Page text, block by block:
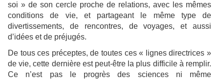
soi » de son cercle proche de relations, avec les mêmes
conditions de vie, et partageant le même type de
divertissements, de rencontres, de voyages, et aussi
d’idées et de préjugés.
De tous ces préceptes, de toutes ces « lignes directrices »
de vie, cette dernière est peut-être la plus difficile à remplir.
Ce n’est pas le progrès des sciences ni même